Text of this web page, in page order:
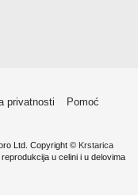
privatnosti
Pomoć
Ltd. Copyright © Krstarica
u celini i u delovima